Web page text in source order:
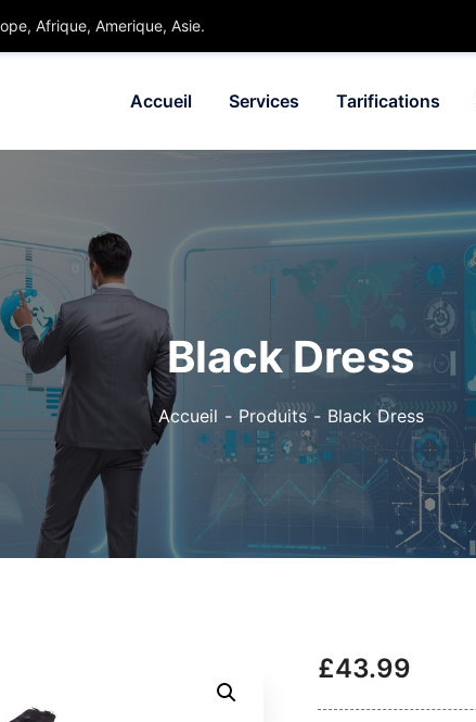
Afrique, Amerique, Asie.
Accueil Services Tarifications
Black Dress
Accueil Produits Black Dress
£43.99